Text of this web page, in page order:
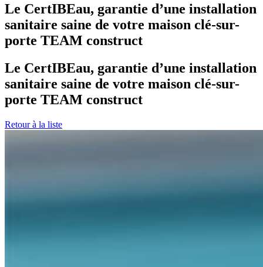
Le CertIBEau, garantie d’une installation
sanitaire saine de votre maison clé-sur-
porte TEAM construct
Le CertIBEau, garantie d’une installation
sanitaire saine de votre maison clé-sur-
porte TEAM construct
Retour à la liste